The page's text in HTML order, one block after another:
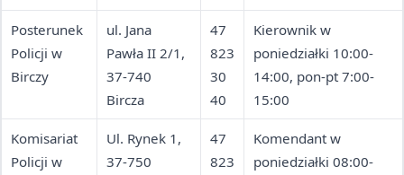
Posterunek
Policji w
Birczy
ul. Jana
Pawła II 2/1,
37-740
Bircza
47
823
30
40
Kierownik w
poniedziałki 10:00-
14:00, pon-pt 7:00-
15:00
Komisariat
Policji w
Ul. Rynek 1,
37-750
47
823
Komendant w
poniedziałki 08:00-